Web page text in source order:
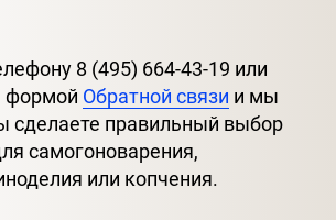
8 (495) 664-43-19 или
формой Обратной связи и мы
сделаете правильный выбор
самогоноварения,
или копчения.